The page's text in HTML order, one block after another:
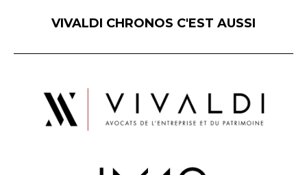
VIVALDI CHRONOS C'EST AUSSI